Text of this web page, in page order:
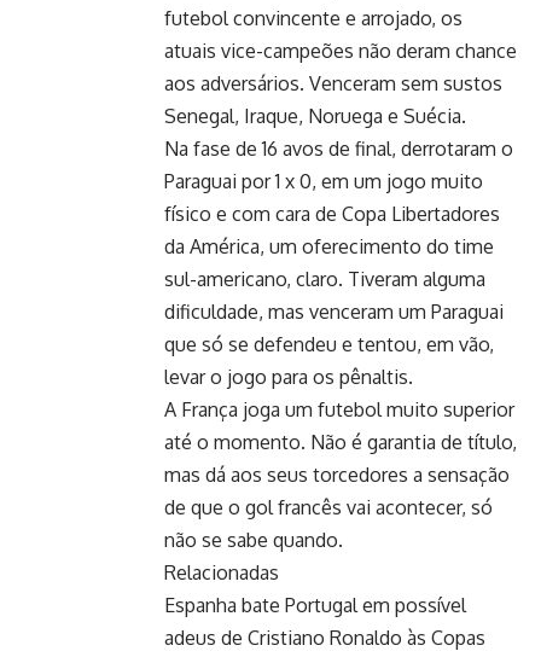
futebol convincente e arrojado, os
atuais vice-campeões não deram chance
aos adversários. Venceram sem sustos
Senegal, Iraque, Noruega e Suécia.
Na fase de 16 avos de final, derrotaram o
Paraguai por 1 x 0, em um jogo muito
físico e com cara de Copa Libertadores
da América, um oferecimento do time
sul-americano, claro. Tiveram alguma
dificuldade, mas venceram um Paraguai
que só se defendeu e tentou, em vão,
levar o jogo para os pênaltis.
A França joga um futebol muito superior
até o momento. Não é garantia de título,
mas dá aos seus torcedores a sensação
de que o gol francês vai acontecer, só
não se sabe quando.
Relacionadas
Espanha bate Portugal em possível
adeus de Cristiano Ronaldo às Copas